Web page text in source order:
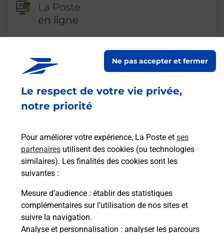
Le respect de votre vie privée,
notre priorité
Pour améliorer votre expérience, La Poste et ses
partenaires utilisent des cookies (ou technologies
similaires). Les finalités des cookies sont les
suivantes :
Mesure d’audience : établir des statistiques
complémentaires sur l’utilisation de nos sites et
suivre la navigation.
Analyse et personnalisation : analyser les parcours
Ne pas accepter et fermer
La Poste
en ligne
Ouvert 24h/24
En savoir plus
Recherchez un autre point de contact
Questions fréquemment posées
Quel réseau utilise La Poste Mobile ?
Est-ce que je peux garder mon